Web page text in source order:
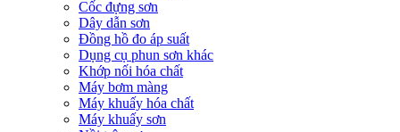
Cốc đựng sơn
Dây dẫn sơn
Đồng hồ đo áp suất
Dụng cụ phun sơn khác
Khớp nối hóa chất
Máy bơm màng
Máy khuấy hóa chất
Máy khuấy sơn